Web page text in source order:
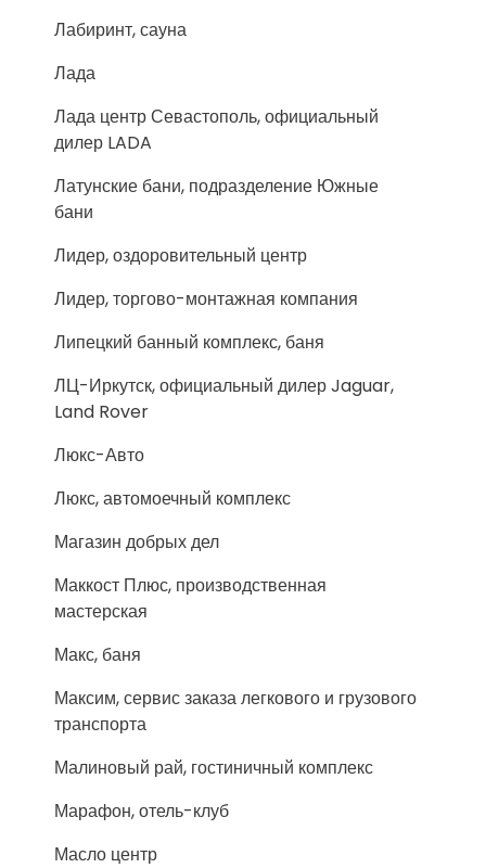
Лабиринт, сауна
Лада
Лада центр Севастополь, официальный
дилер LADA
Латунские бани, подразделение Южные
бани
Лидер, оздоровительный центр
Лидер, торгово-монтажная компания
Липецкий банный комплекс, баня
ЛЦ-Иркутск, официальный дилер Jaguar,
Land Rover
Люкс-Авто
Люкс, автомоечный комплекс
Магазин добрых дел
Маккост Плюс, производственная
мастерская
Макс, баня
Максим, сервис заказа легкового и грузового
транспорта
Малиновый рай, гостиничный комплекс
Марафон, отель-клуб
Масло центр